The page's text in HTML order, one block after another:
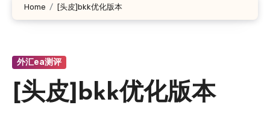
Home [头皮]bkk优化版本
外汇ea测评
[头皮]bkk优化版本